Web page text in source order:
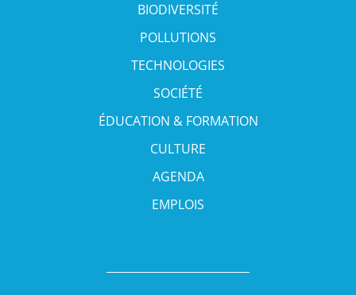
BIODIVERSITÉ
POLLUTIONS
TECHNOLOGIES
SOCIÉTÉ
ÉDUCATION & FORMATION
CULTURE
AGENDA
EMPLOIS